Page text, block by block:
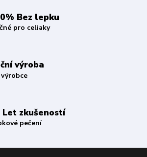
Bez lepku
pro celiaky
výroba
zkušeností
pečení